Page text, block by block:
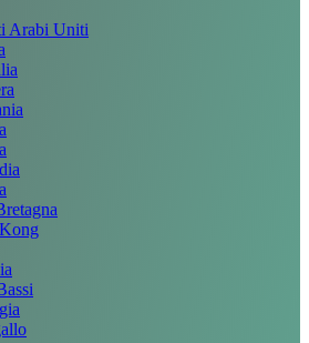
Arabi Uniti